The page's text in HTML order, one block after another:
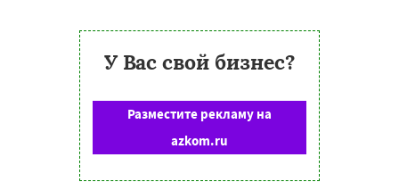
У Вас свой бизнес?
Разместите рекламу на
azkom.ru